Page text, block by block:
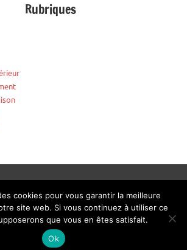
Rubriques
Listing publication
cookies pour vous garantir la meilleure
site web. Si vous continuez à utiliser ce
que vous en êtes satisfait.
Ok